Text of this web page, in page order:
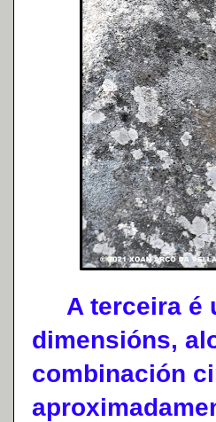
A terceira é
dimensións,
combinación